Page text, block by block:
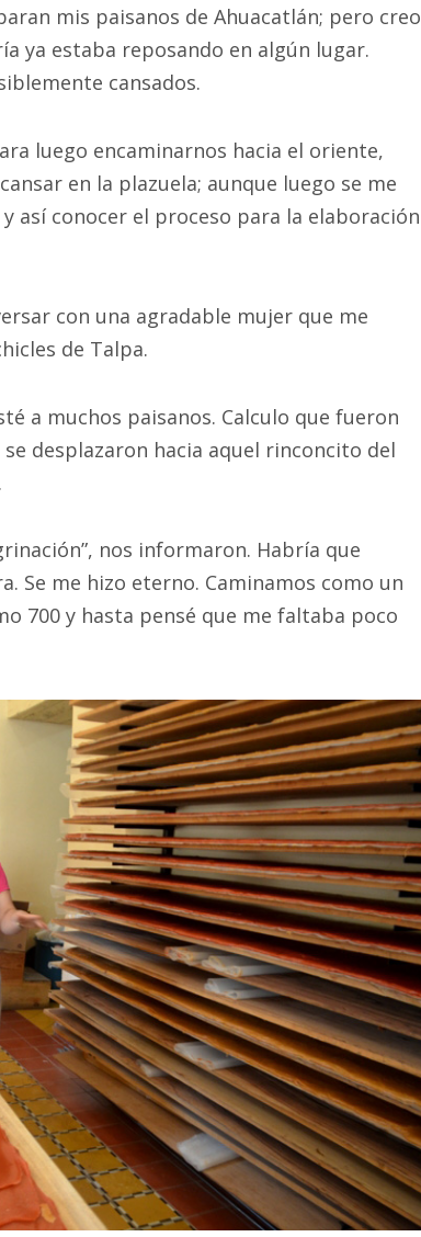
mis paisanos de Ahuacatlán; pero creo
ya estaba reposando en algún lugar.
cansados.
luego encaminarnos hacia el oriente,
en la plazuela; aunque luego se me
así conocer el proceso para la elaboración
con una agradable mujer que me
de Talpa.
a muchos paisanos. Calculo que fueron
desplazaron hacia aquel rinconcito del
nos informaron. Habría que
Se me hizo eterno. Caminamos como un
700 y hasta pensé que me faltaba poco